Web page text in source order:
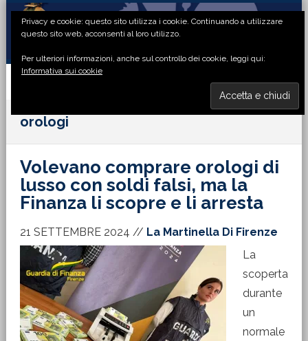
Passa
primaria
Passa
principale
Passa
laterale
Passa
di
orologi
Volevano comprare orologi di
lusso con soldi falsi, ma la
Finanza li scopre e li arresta
21 SETTEMBRE 2024 // La Martinella Di Firenze
La
scoperta
durante
un
normale
Privacy e cookie: questo sito utilizza i cookie. Continuando a utilizzare
questo sito web, acconsenti al loro utilizzo.
Per ulteriori informazioni, anche sul controllo dei cookie, leggi qui:
Informativa sui cookie